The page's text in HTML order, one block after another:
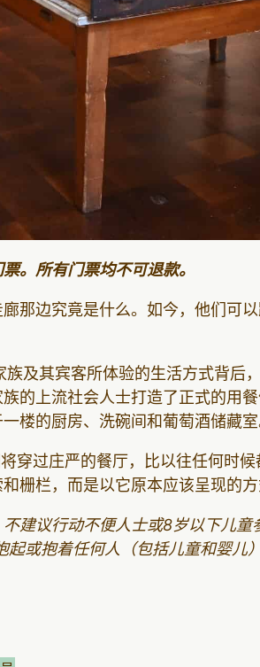
。所有门票均不可退款。
那边究竟是什么。如今，他们可
及其宾客所体验的生活方式背后
的上流社会人士打造了正式的用
楼的厨房、洗碗间和葡萄酒储藏室
穿过庄严的餐厅，比以往任何时
栅栏，而是以它原本应该呈现的
建议行动不便人士或8岁以下儿童
或抱着任何人（包括儿童和婴儿）